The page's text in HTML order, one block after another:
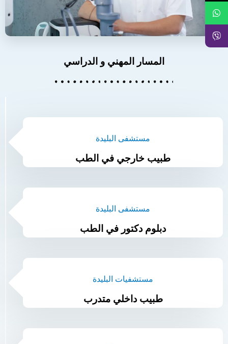
المسار المهني و الدراسي
مستشفى البليدة
طبيب خارجي في الطب
مستشفى البليدة
دبلوم دكتور في الطب
مستشفيات البليدة
طبيب داخلي متدرب